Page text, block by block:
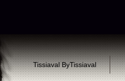
Tissiaval ByTissiaval